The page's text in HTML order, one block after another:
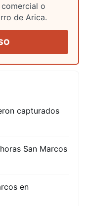
o
de Arica.
capturados
San Marcos
en